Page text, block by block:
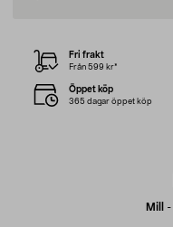
Mill -
Fri frakt
Från 599 kr*
Öppet köp
365 dagar öppet köp